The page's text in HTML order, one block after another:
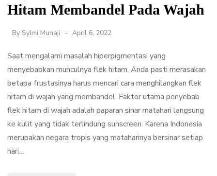
Hitam Membandel Pada Wajah
By Sylmi Munaji April 6, 2022
Saat mengalami masalah hiperpigmentasi yang
menyebabkan munculnya flek hitam, Anda pasti merasakan
betapa frustasinya harus mencari cara menghilangkan flek
hitam di wajah yang membandel. Faktor utama penyebab
flek hitam di wajah adalah paparan sinar matahari langsung
ke kulit yang tidak terlindung sunscreen. Karena Indonesia
merupakan negara tropis yang mataharinya bersinar setiap
hari…